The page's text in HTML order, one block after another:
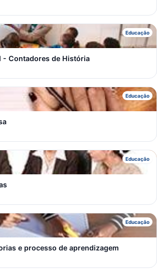
Educação
E
- Contadores de História
Educação
L
Educação
R
Educação
A
e processo de aprendizagem